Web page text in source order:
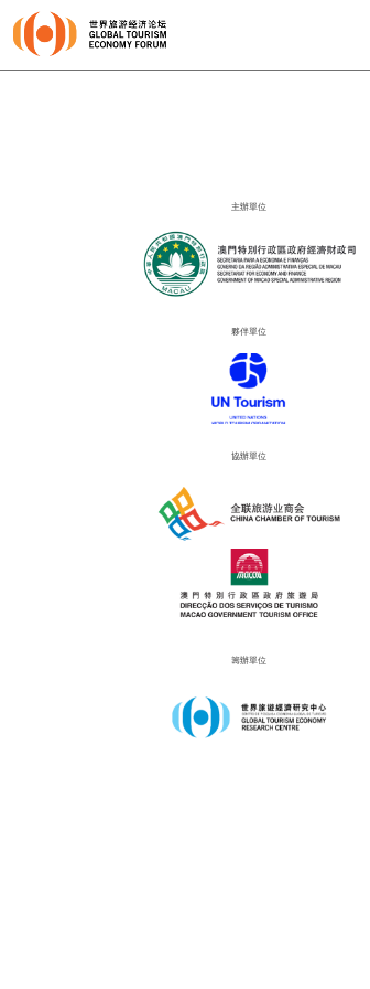
主辦單位
夥伴單位
協辦單位
籌辦單位